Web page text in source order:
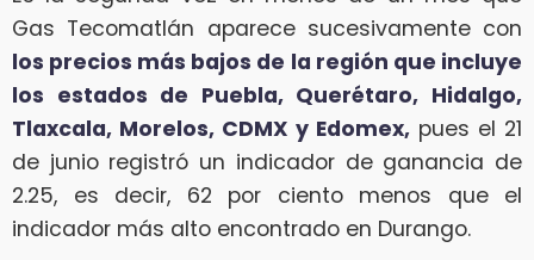
Gas Tecomatlán aparece sucesivamente con
los precios más bajos de la región que incluye
los estados de Puebla, Querétaro, Hidalgo,
Tlaxcala, Morelos, CDMX y Edomex, pues el 21
de junio registró un indicador de ganancia de
2.25, es decir, 62 por ciento menos que el
indicador más alto encontrado en Durango.